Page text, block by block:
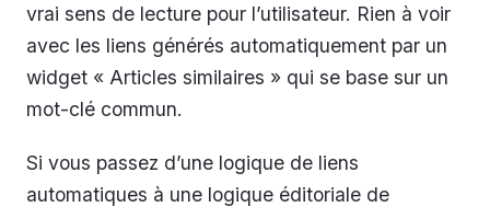
vrai sens de lecture pour l’utilisateur. Rien à voir
avec les liens générés automatiquement par un
widget « Articles similaires » qui se base sur un
mot-clé commun.
Si vous passez d’une logique de liens
automatiques à une logique éditoriale de